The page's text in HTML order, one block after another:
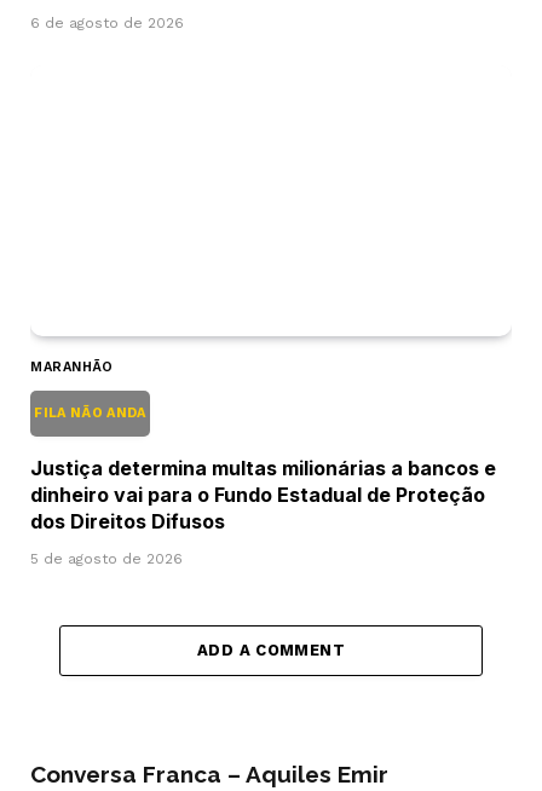
6 de agosto de 2026
MARANHÃO
FILA NÃO ANDA
Justiça determina multas milionárias a bancos e
dinheiro vai para o Fundo Estadual de Proteção
dos Direitos Difusos
5 de agosto de 2026
ADD A COMMENT
Conversa Franca – Aquiles Emir